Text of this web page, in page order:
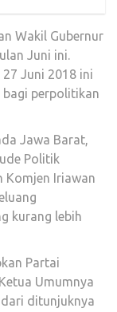
Wakil Gubernur
Juni ini.
Juni 2018 ini
perpolitikan
Jawa Barat,
Politik
Komjen Iriawan
kurang lebih
Partai
Umumnya
ditunjuknya